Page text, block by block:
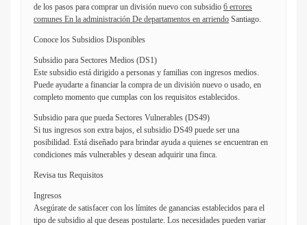
de los pasos para comprar un división nuevo con subsidio 6 errores
comunes En la administración De departamentos en arriendo Santiago.
Conoce los Subsidios Disponibles
Subsidio para Sectores Medios (DS1)
Este subsidio está dirigido a personas y familias con ingresos medios.
Puede ayudarte a financiar la compra de un división nuevo o usado, en
completo momento que cumplas con los requisitos establecidos.
Subsidio para que pueda Sectores Vulnerables (DS49)
Si tus ingresos son extra bajos, el subsidio DS49 puede ser una
posibilidad. Está diseñado para brindar ayuda a quienes se encuentran en
condiciones más vulnerables y desean adquirir una finca.
Revisa tus Requisitos
Ingresos
Asegúrate de satisfacer con los límites de ganancias establecidos para el
tipo de subsidio al que deseas postularte. Los necesidades pueden variar